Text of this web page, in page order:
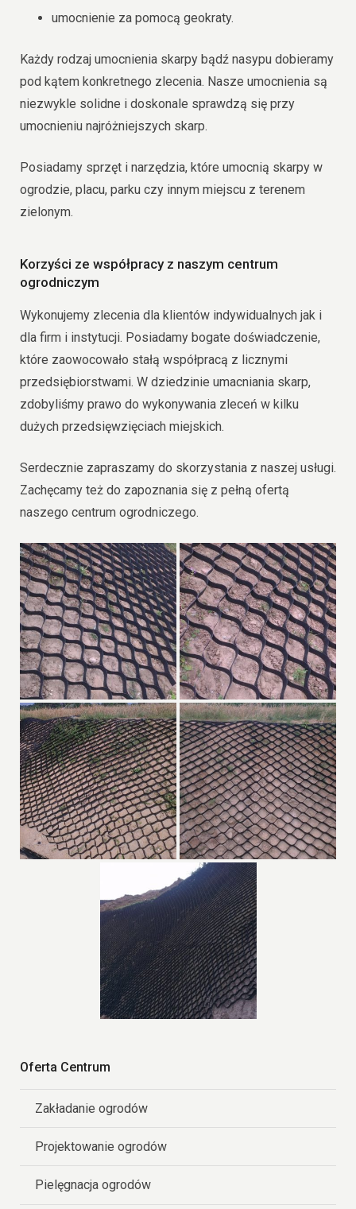
umocnienie za pomocą geokraty.
Każdy rodzaj umocnienia skarpy bądź nasypu dobieramy
pod kątem konkretnego zlecenia. Nasze umocnienia są
niezwykle solidne i doskonale sprawdzą się przy
umocnieniu najróżniejszych skarp.
Posiadamy sprzęt i narzędzia, które umocnią skarpy w
ogrodzie, placu, parku czy innym miejscu z terenem
zielonym.
Korzyści ze współpracy z naszym centrum
ogrodniczym
Wykonujemy zlecenia dla klientów indywidualnych jak i
dla firm i instytucji. Posiadamy bogate doświadczenie,
które zaowocowało stałą współpracą z licznymi
przedsiębiorstwami. W dziedzinie umacniania skarp,
zdobyliśmy prawo do wykonywania zleceń w kilku
dużych przedsięwzięciach miejskich.
Serdecznie zapraszamy do skorzystania z naszej usługi.
Zachęcamy też do zapoznania się z pełną ofertą
naszego centrum ogrodniczego.
Oferta Centrum
Zakładanie ogrodów
Projektowanie ogrodów
Pielęgnacja ogrodów